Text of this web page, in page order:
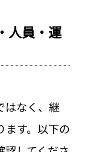
人員・運
はなく、継
ます。以下の